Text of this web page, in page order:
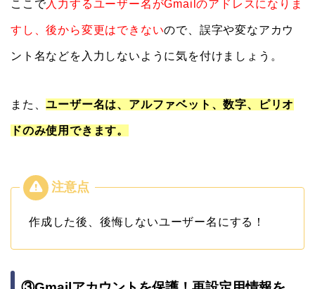
ここで入力するユーザー名がGmailのアドレスになりま
すし、後から変更はできないので、誤字や変なアカウ
ント名などを入力しないように気を付けましょう。
また、ユーザー名は、アルファベット、数字、ピリオ
ドのみ使用できます。
作成した後、後悔しないユーザー名にする！